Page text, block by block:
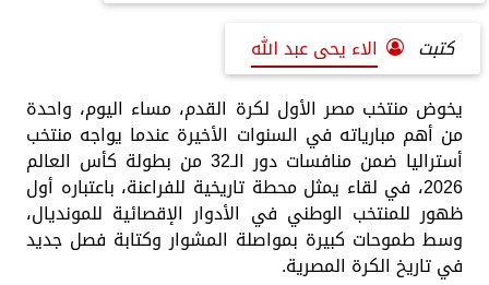
كتبت
الاء يحى عبد الله
يخوض منتخب مصر الأول لكرة القدم، مساء اليوم، واحدة
من أهم مبارياته في السنوات الأخيرة عندما يواجه منتخب
أستراليا ضمن منافسات دور الـ32 من بطولة كأس العالم
2026، في لقاء يمثل محطة تاريخية للفراعنة، باعتباره أول
ظهور للمنتخب الوطني في الأدوار الإقصائية للمونديال،
وسط طموحات كبيرة بمواصلة المشوار وكتابة فصل جديد
في تاريخ الكرة المصرية.